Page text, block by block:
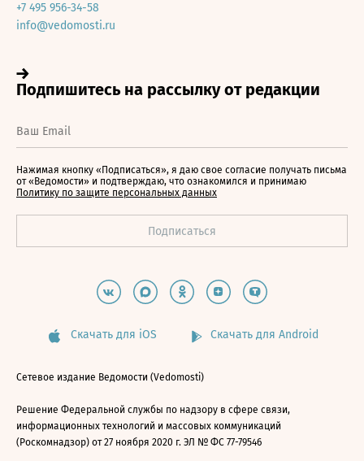
+7 495 956-34-58
info@vedomosti.ru
Нажимая кнопку «Подписаться», я даю свое согласие получать письма
от «Ведомости» и подтверждаю, что ознакомился и принимаю
Политику по защите персональных данных
Скачать для iOS Скачать для Android
Сетевое издание Ведомости (Vedomosti)
Решение Федеральной службы по надзору в сфере связи,
информационных технологий и массовых коммуникаций
(Роскомнадзор) от 27 ноября 2020 г. ЭЛ № ФС 77-79546